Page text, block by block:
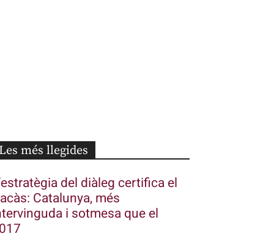
Les més llegides
del diàleg certifica el
Catalunya, més
i sotmesa que el